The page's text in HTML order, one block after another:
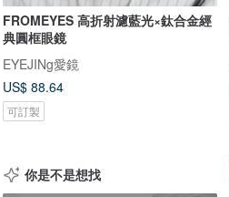
FROMEYES 高折射濾藍光×鈦合金經
典圓框眼鏡
EYEJINg愛鏡
US$ 88.64
可訂製
你是不是想找